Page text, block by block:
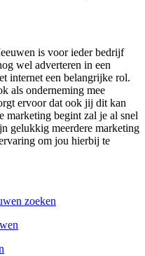
is voor ieder bedrijf
wel adverteren in een
internet een belangrijke rol.
als onderneming mee
ervoor dat ook jij dit kan
marketing begint zal je al snel
gelukkig meerdere marketing
om jou hierbij te
zoeken